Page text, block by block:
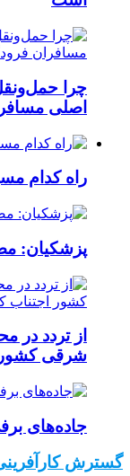
چرا
اصلی
راه کدام
پزشکیان:
از تردد در
شرقی کشور
جاده‌های
گسترش